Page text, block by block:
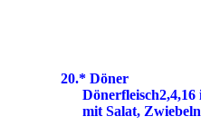
20.*
Dönerfleisch2,4,16
mit Salat,